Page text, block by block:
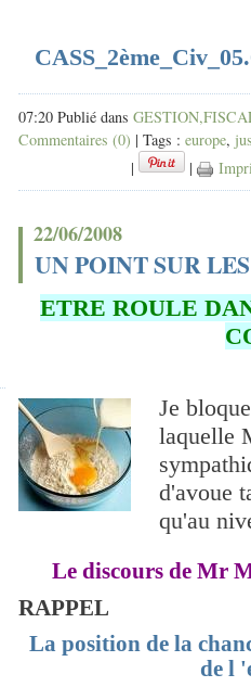
07:20 Publié dans
Commentaires (0) | Tags : europe,
|
|
22/06/2008
UN POINT SUR
ETRE ROULE
Je
laquelle
d'avoue
qu'au
Le discours de Mr
RAPPEL
La position de la
de l